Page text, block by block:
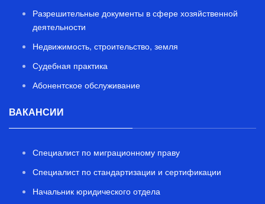
Разрешительные документы в сфере хозяйственной
деятельности
Недвижимость, строительство, земля
Судебная практика
Абонентское обслуживание
ВАКАНСИИ
Специалист по миграционному праву
Специалист по стандартизации и сертификации
Начальник юридического отдела